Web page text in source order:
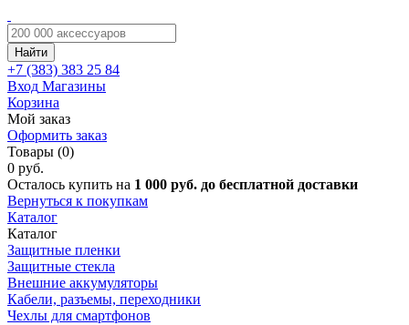
Найти
+7 (383) 383 25 84
Вход Магазины
Корзина
Мой заказ
Оформить заказ
Товары (0)
0 руб.
Осталось купить на 1 000 руб. до бесплатной доставки
Вернуться к покупкам
Каталог
Каталог
Защитные пленки
Защитные стекла
Внешние аккумуляторы
Кабели, разъемы, переходники
Чехлы для смартфонов